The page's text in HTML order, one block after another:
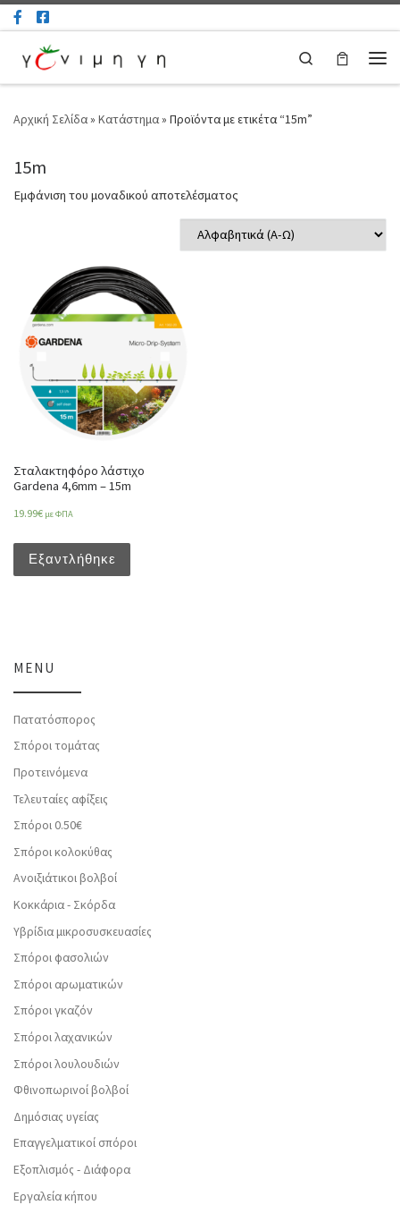
Μετάβαση στο περιεχόμενο
Search
Αρχική Σελίδα» Κατάστημα» Προϊόντα με ετικέτα “15m”
15m
Εμφάνιση του μοναδικού αποτελέσματος
Σταλακτηφόρο λάστιχο
Gardena 4,6mm – 15m
19.99€ με ΦΠΑ
Εξαντλήθηκε
MENU
Πατατόσπορος
Σπόροι τομάτας
Προτεινόμενα
Τελευταίες αφίξεις
Σπόροι 0.50€
Σπόροι κολοκύθας
Ανοιξιάτικοι βολβοί
Κοκκάρια - Σκόρδα
Υβρίδια μικροσυσκευασίες
Σπόροι φασολιών
Σπόροι αρωματικών
Σπόροι γκαζόν
Σπόροι λαχανικών
Σπόροι λουλουδιών
Φθινοπωρινοί βολβοί
Δημόσιας υγείας
Επαγγελματικοί σπόροι
Εξοπλισμός - Διάφορα
Εργαλεία κήπου